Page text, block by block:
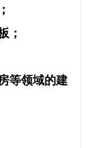
；
等领域的建